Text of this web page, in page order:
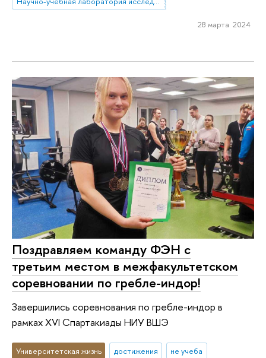
28 марта 2024
Поздравляем команду ФЭН с
третьим местом в межфакультетском
соревновании по гребле-индор!
Завершились соревнования по гребле-индор в
рамках XVI Спартакиады НИУ ВШЭ
Университетская жизнь достижения
не учеба